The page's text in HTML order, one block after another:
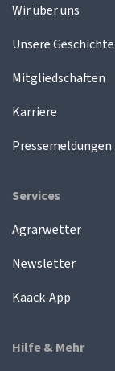
Wir über uns
Unsere Geschichte
Mitgliedschaften
Karriere
Pressemeldungen
Services
Agrarwetter
Newsletter
Kaack-App
Hilfe & Mehr